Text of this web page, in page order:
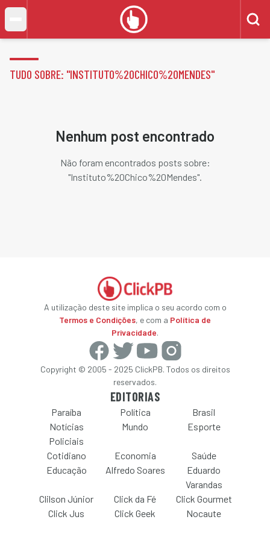
TUDO SOBRE: "INSTITUTO%20CHICO%20MENDES"
Nenhum post encontrado
Não foram encontrados posts sobre:
"Instituto%20Chico%20Mendes".
A utilização deste site implica o seu acordo com o
Termos e Condições, e com a Política de
Privacidade.
Copyright © 2005 - 2025 ClickPB. Todos os direitos
reservados.
EDITORIAS
Paraíba Política
Brasil
Notícias
Policiais
Mundo Esporte
Cotidiano Economia
Saúde
Educação
Alfredo Soares
Eduardo
Varandas
Clilson Júnior
Click da Fé
Click Gourmet
Click Jus
Click Geek Nocaute